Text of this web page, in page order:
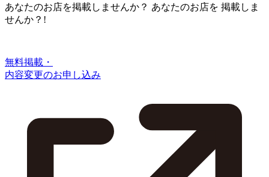
あなたのお店を掲載しませんか？ あなたのお店を 掲載しま
せんか？!
無料掲載・
内容変更のお申し込み